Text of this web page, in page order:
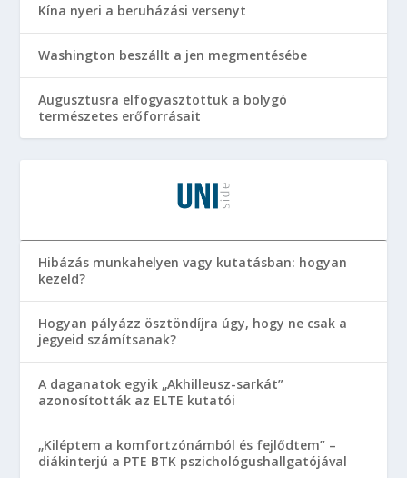
Kína nyeri a beruházási versenyt
Washington beszállt a jen megmentésébe
Augusztusra elfogyasztottuk a bolygó
természetes erőforrásait
Hibázás munkahelyen vagy kutatásban: hogyan
kezeld?
Hogyan pályázz ösztöndíjra úgy, hogy ne csak a
jegyeid számítsanak?
A daganatok egyik „Akhilleusz-sarkát”
azonosították az ELTE kutatói
„Kiléptem a komfortzónámból és fejlődtem” –
diákinterjú a PTE BTK pszichológushallgatójával